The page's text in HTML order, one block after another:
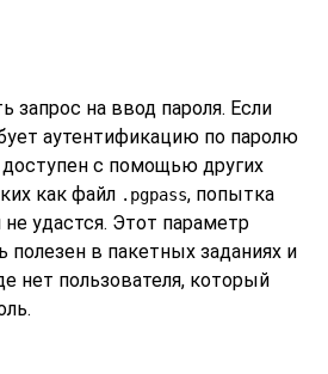
запрос на ввод пароля. Если
аутентификацию по паролю
доступен с помощью других
как файл .pgpass, попытка
удастся. Этот параметр
в пакетных заданиях и
нет пользователя, который